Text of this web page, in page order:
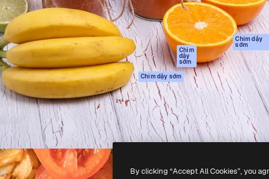
Máy phát giọng nói
AI
Nội dung kho
MCP dành cho
Claude/ChatGPT
Chim
dậy
sớm
Agents Chim dậy sớm
Giao diện lập trình
ứng dụng (API)
Ứng dụng di động
Tất cả các công cụ
Magnific
Chính sách bảo
mật
Bản
gốc
Chim dậy
sớm
Chính sách
Trung tâm tin cậy
Đối tác liên kết
Công ty
By clicking “Accept All Cookies”, you